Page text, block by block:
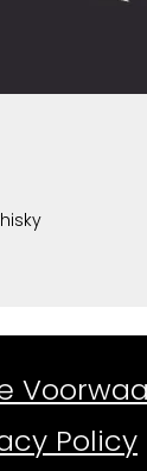
Policy